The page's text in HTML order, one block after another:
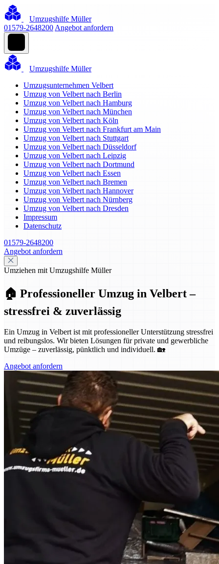
Umzugshilfe Müller
01579-2648200 Angebot anfordern
Umzugshilfe Müller
Umzugsunternehmen Velbert
Umzug von Velbert nach Berlin
Umzug von Velbert nach Hamburg
Umzug von Velbert nach München
Umzug von Velbert nach Köln
Umzug von Velbert nach Frankfurt am Main
Umzug von Velbert nach Stuttgart
Umzug von Velbert nach Düsseldorf
Umzug von Velbert nach Leipzig
Umzug von Velbert nach Dortmund
Umzug von Velbert nach Essen
Umzug von Velbert nach Bremen
Umzug von Velbert nach Hannover
Umzug von Velbert nach Nürnberg
Umzug von Velbert nach Dresden
Impressum
Datenschutz
01579-2648200
Angebot anfordern
Umziehen mit Umzugshilfe Müller
🏠 Professioneller Umzug in Velbert –
stressfrei & zuverlässig
Ein Umzug in Velbert ist mit professioneller Unterstützung stressfrei
und reibungslos. Wir bieten Lösungen für private und gewerbliche
Umzüge – zuverlässig, pünktlich und individuell. 🏡
Angebot anfordern